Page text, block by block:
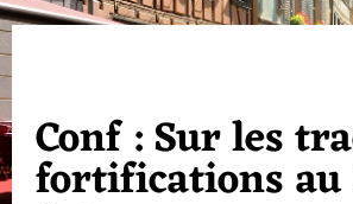
Conf : Sur les
fortifications au